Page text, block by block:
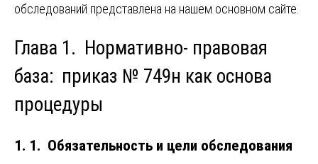
обследований представлена на нашем основном сайте.
Глава 1. Нормативно- правовая
база: приказ № 749н как основа
процедуры
1. 1. Обязательность и цели обследования